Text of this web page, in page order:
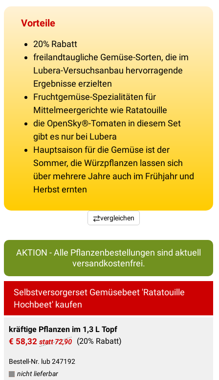
Vorteile
20% Rabatt
freilandtaugliche Gemüse-Sorten, die im
Lubera-Versuchsanbau hervorragende
Ergebnisse erzielten
Fruchtgemüse-Spezialitäten für
Mittelmeergerichte wie Ratatouille
die OpenSky®-Tomaten in diesem Set
gibt es nur bei Lubera
Hauptsaison für die Gemüse ist der
Sommer, die Würzpflanzen lassen sich
über mehrere Jahre auch im Frühjahr und
Herbst ernten
vergleichen
AKTION - Alle Pflanzenbestellungen sind aktuell
versandkostenfrei.
Selbstversorgerset Gemüsebeet 'Ratatouille
Hochbeet' kaufen
kräftige Pflanzen im 1,3 L Topf
€ 58,32 statt 72,90 (20% Rabatt)
Bestell-Nr. lub 247192
nicht lieferbar